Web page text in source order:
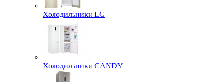
Холодильники LG
Холодильники CANDY